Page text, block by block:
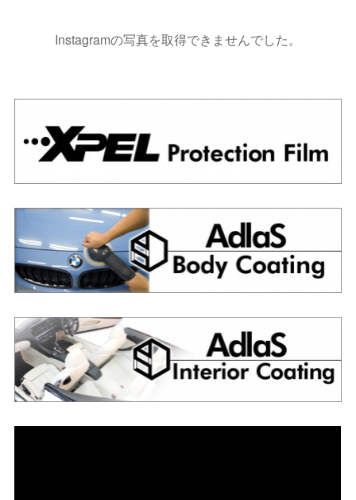
Instagramの写真を取得できませんでした。